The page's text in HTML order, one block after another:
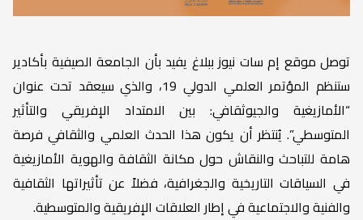
توصل موقع إم سات نيوز ببلاغ يفيد بأن الجامعة الصيفية بأكادير
ستنظم المؤتمر العلمي الدولي 19، والذي سيعقد تحت عنوان
“الأمازيغية والجيوثقافي: بين الامتداد الإفريقي والتأثير
المتوسطي”. يُنتظر أن يكون هذا الحدث العلمي والثقافي فرصة
هامة للتباحث والنقاش حول مكانة الثقافة والهوية الأمازيغية
في السياقات التاريخية والجغرافية، فضلاً عن تأثيراتها الثقافية
والفنية والاجتماعية في إطار العلاقات الإفريقية والمتوسطية.